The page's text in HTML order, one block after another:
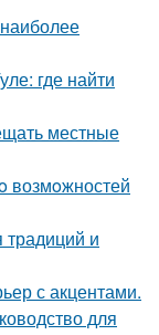
где найти
местные
возмoжностей
традиций и
с акцентами.
для